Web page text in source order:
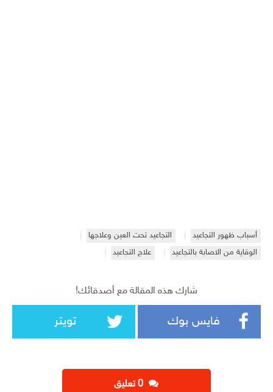
أسباب ظهور التجاعيد
التجاعيد تحت العين وعلاجها
الوقاية من الاصابة بالتجاعيد
علاج التجاعيد
شارك هذه المقالة مع أصدقائك!
فايس بوك تويتر